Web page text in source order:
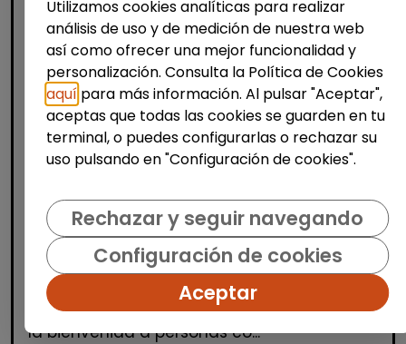
Producción, Industria y Calidad
Operario/a de manipulados
(aranjuez, madrid)
INTEGRANDES.ORG | España(Madrid)
Estamos buscando una persona para un
puesto de manipulados en nuestro Centro
Especial de Empleo. Trabajo a turnos en
horario de mañana, tarde y noche. Damos
la bienvenida a personas co...
Utilizamos cookies analíticas para realizar
análisis de uso y de medición de nuestra web
así como ofrecer una mejor funcionalidad y
personalización. Consulta la Política de Cookies
aquí para más información. Al pulsar "Aceptar",
aceptas que todas las cookies se guarden en tu
terminal, o puedes configurarlas o rechazar su
uso pulsando en "Configuración de cookies".
Rechazar y seguir navegando
Configuración de cookies
Aceptar